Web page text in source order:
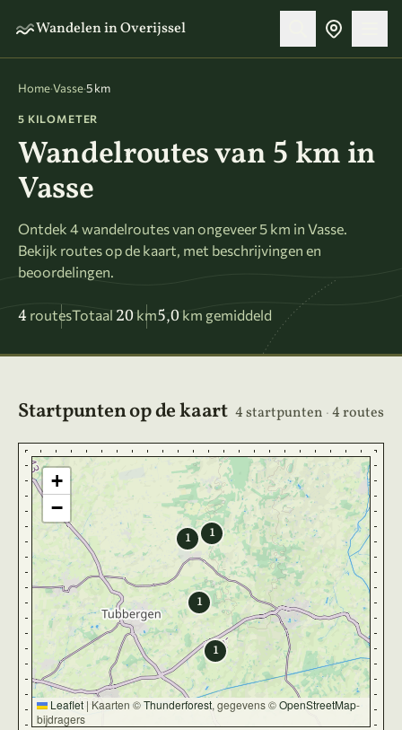
Wandelen in Overijssel
Home·Vasse·5 km
5 KILOMETER
Wandelroutes van 5 km in
Vasse
Ontdek 4 wandelroutes van ongeveer 5 km in Vasse.
Bekijk routes op de kaart, met beschrijvingen en
beoordelingen.
4 routesTotaal 20 km5,0 km gemiddeld
Startpunten op de kaart 4 startpunten ·4 routes
1
1
1
1
+
−
Leaflet | Kaarten ©Thunderforest, gegevens ©OpenStreetMap-
bijdragers